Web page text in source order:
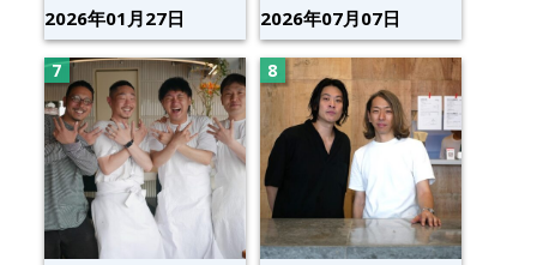
2026年01月27日 2026年07月07日